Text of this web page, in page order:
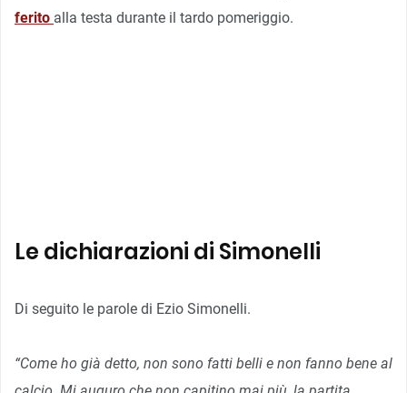
ferito alla testa durante il tardo pomeriggio.
Le dichiarazioni di Simonelli
Di seguito le parole di Ezio Simonelli.
“Come ho già detto, non sono fatti belli e non fanno bene al